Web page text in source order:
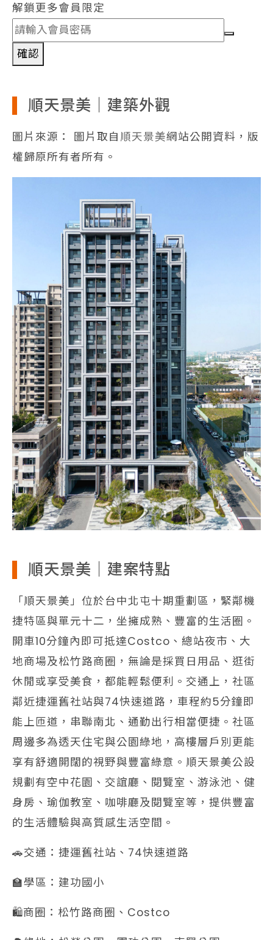
解鎖更多會員限定
確認
順天景美｜建築外觀
圖片來源： 圖片取自 順天景美網站公開資料，版
權歸原所有者所有。
順天景美｜建案特點
「順天景美」位於台中北屯十期重劃區，緊鄰機
捷特區與單元十二，坐擁成熟、豐富的生活圈。
開車10分鐘內即可抵達Costco、總站夜市、大
地商場及松竹路商圈，無論是採買日用品、逛街
休閒或享受美食，都能輕鬆便利。交通上，社區
鄰近捷運舊社站與74快速道路，車程約5分鐘即
能上匝道，串聯南北、通勤出行相當便捷。社區
周邊多為透天住宅與公園綠地，高樓層戶別更能
享有舒適開闊的視野與豐富綠意。順天景美公設
規劃有空中花園、交誼廳、閱覽室、游泳池、健
身房、瑜伽教室、咖啡廳及閱覽室等，提供豐富
的生活體驗與高質感生活空間。
🚗交通：捷運舊社站、74快速道路
🏫學區：建功國小
🛍️商圈：松竹路商圈、Costco